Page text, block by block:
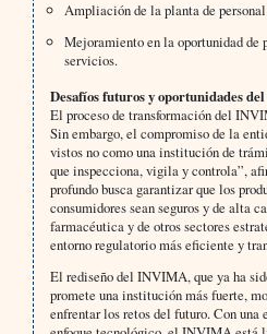
Ampliación de la planta de
Mejoramiento en la oportunidad de
servicios.
Desafíos futuros y oportunidades
El proceso de transformación del
Sin embargo, el compromiso de la
vistos no como una institución de
que inspecciona, vigila y controla”,
profundo busca garantizar que los
consumidores sean seguros y de alta
farmacéutica y de otros sectores
entorno regulatorio más eficiente y
El rediseño del INVIMA, que ya ha
promete una institución más fuerte,
enfrentar los retos del futuro. Con una